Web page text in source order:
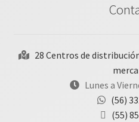
28 Centros de
Lunes a
(56)
(55)